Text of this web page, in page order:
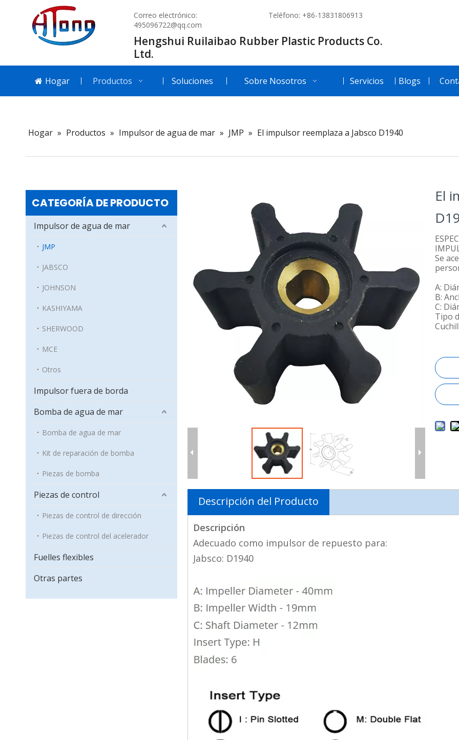
Correo electrónico:
495096722@qq.com
Teléfono: +86-13831806913
Hengshui Ruilaibao Rubber Plastic Products Co.
Ltd.
Hogar Productos Soluciones Sobre Nosotros Servicios Blogs
Hogar » Productos » Impulsor de agua de mar » JMP » El impulsor reemplaza a Jabsco D1940
CATEGORÍA DE PRODUCTO
Impulsor de agua de mar
JMP
JABSCO
JOHNSON
KASHIYAMA
SHERWOOD
MCE
Otros
Impulsor fuera de borda
Bomba de agua de mar
Bomba de agua de mar
Kit de reparación de bomba
Piezas de bomba
Piezas de control
Piezas de control de dirección
Piezas de control del acelerador
Fuelles flexibles
Otras partes
El
Se
A:
B:
C:
Tipo
Descripción del Producto
Descripción
Adecuado como impulsor de repuesto para:
Jabsco: D1940